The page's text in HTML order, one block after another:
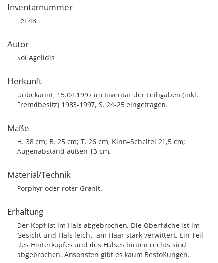
Inventarnummer
Lei 48
Autor
Soi Agelidis
Herkunft
Unbekannt; 15.04.1997 im Inventar der Leihgaben (inkl.
Fremdbesitz) 1983-1997, S. 24-25 eingetragen.
Maße
H. 38 cm; B. 25 cm; T. 26 cm; Kinn–Scheitel 21,5 cm;
Augenabstand außen 13 cm.
Material/Technik
Porphyr oder roter Granit.
Erhaltung
Der Kopf ist im Hals abgebrochen. Die Oberfläche ist im
Gesicht und Hals leicht, am Haar stark verwittert. Ein Teil
des Hinterkopfes und des Halses hinten rechts sind
abgebrochen. Ansonsten gibt es kaum Bestoßungen.